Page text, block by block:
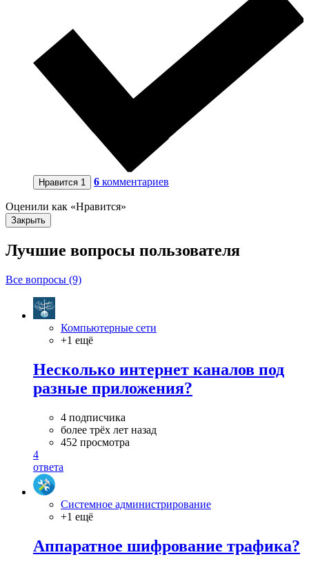
Нравится 1 6 комментариев
Оценили как «Нравится»
Закрыть
Лучшие вопросы пользователя
Все вопросы (9)
Компьютерные сети
+1 ещё
Несколько интернет каналов под
разные приложения?
4 подписчика
более трёх лет назад
452 просмотра
4
ответа
Системное администрирование
+1 ещё
Аппаратное шифрование трафика?